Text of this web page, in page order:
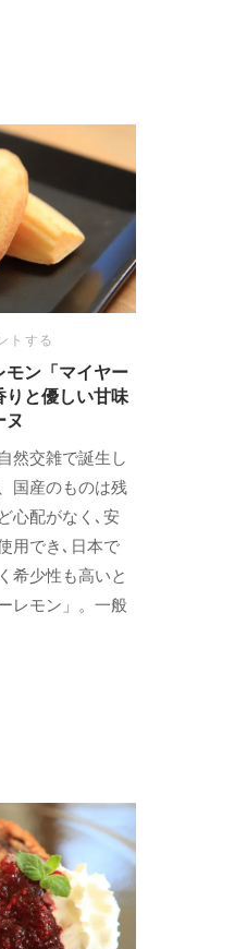
トする
モン「マイヤー
りと優しい甘味
ヌ
然交雑で誕生し
国産のものは残
心配がなく､安
用でき､日本で
希少性も高いと
レモン」。一般